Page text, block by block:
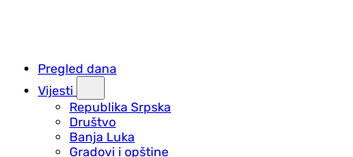
Pregled dana
Vijesti
Republika Srpska
Društvo
Banja Luka
Gradovi i opštine